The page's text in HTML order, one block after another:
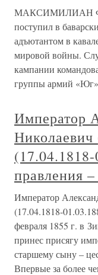
МАКСИМИЛИАН
поступил в
адъютантом в
мировой войны.
кампании
группы армий
Император
Николаевич
правления
Император
(17.04.1818-
февраля 1855 г. в
принес присягу
старшему сыну –
Впервые за более